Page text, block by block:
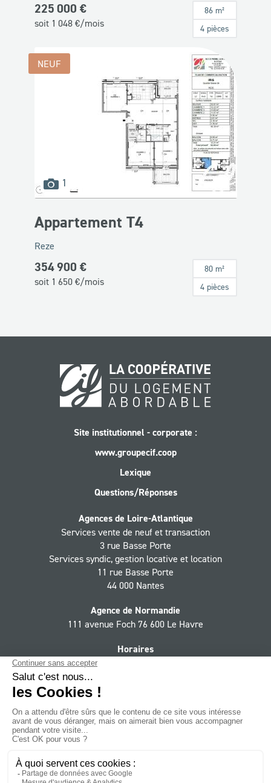
225 000 €
soit 1 048€/mois
86 m²
4 pièces
1
disponibles
NEUF
Appartement T4
Reze
354 900 €
soit 1 650€/mois
80 m²
4 pièces
Site institutionnel - corporate :
www.groupecif.coop
Lexique
Questions/Réponses
Agences de Loire-Atlantique
Services vente de neuf et transaction
3 rue Basse Porte
Services syndic, gestion locative et location
11 rue Basse Porte
44 000 Nantes
Agence de Normandie
111 avenue Foch 76 600 Le Havre
Horaires
Du lundi au jeudi 9h - 12h30, 13h30 - 18h,
le vendredi 9h - 12h30, 13h30 - 17h
Suivez le Groupe CIF sur :
Facebook